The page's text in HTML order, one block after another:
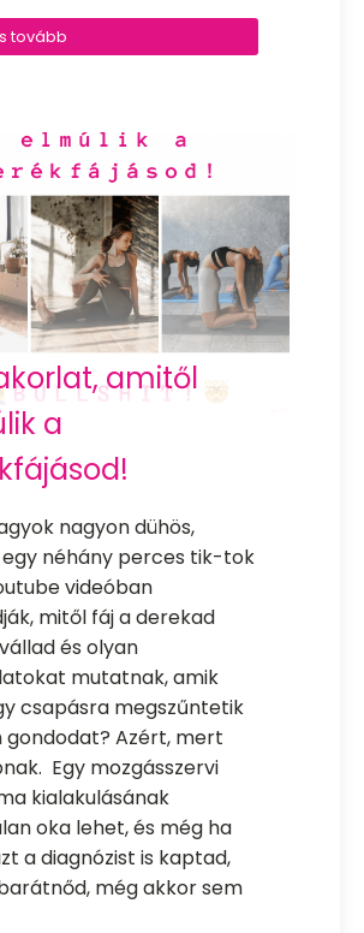
tovább
amitől
a
nagyon dühös,
néhány perces tik-tok
videóban
mitől fáj a derekad
és olyan
mutatnak, amik
csapásra megszűntetik
gondodat? Azért, mert
Egy mozgásszervi
kialakulásának
oka lehet, és még ha
a diagnózist is kaptad,
még akkor sem